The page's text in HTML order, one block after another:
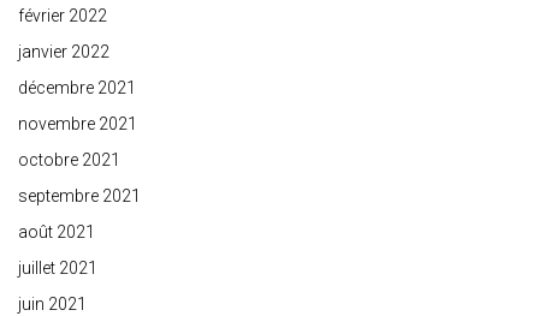
février 2022
janvier 2022
décembre 2021
novembre 2021
octobre 2021
septembre 2021
août 2021
juillet 2021
juin 2021